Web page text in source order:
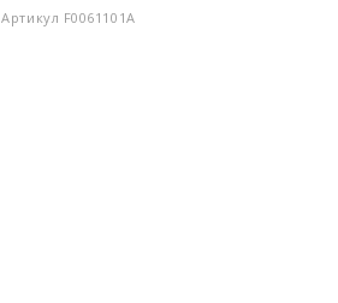
Артикул F0061101A